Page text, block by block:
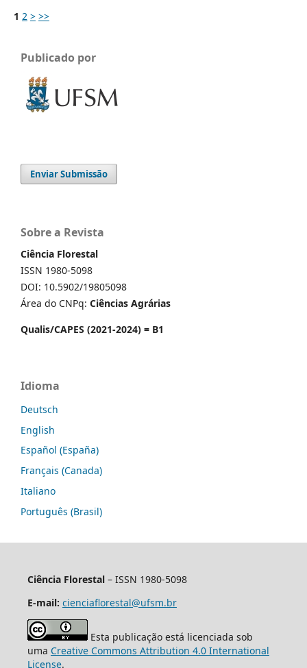
1 2 > >>
Publicado por
Enviar Submissão
Sobre a Revista
Ciência Florestal
ISSN 1980-5098
DOI: 10.5902/19805098
Área do CNPq: Ciências Agrárias
Qualis/CAPES (2021-2024) = B1
Idioma
Deutsch
English
Español (España)
Français (Canada)
Italiano
Português (Brasil)
Ciência Florestal– ISSN 1980-5098
E-mail: cienciaflorestal@ufsm.br
Esta publicação está licenciada sob
uma Creative Commons Attribution 4.0 International
License.